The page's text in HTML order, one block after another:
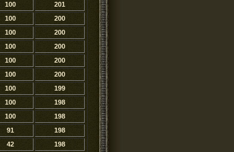
100
201
100
200
100
200
100
200
100
200
100
200
100
199
100
198
100
198
91
198
42
198